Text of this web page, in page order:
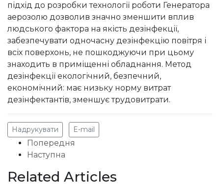
підхід до розробки технології роботи Генератора
аерозолю дозволив значно зменшити вплив
людського фактора на якість дезінфекції,
забезпечувати одночасну дезінфекцію повітря і
всіх поверхонь, не пошкоджуючи при цьому
знаходить в приміщенні обладнання. Метод
дезінфекції екологічний, безпечний,
економічний: має низьку норму витрат
дезінфектантів, зменшує трудовитрати.
Надрукувати E-mail
Попередня
Наступна
Related Articles